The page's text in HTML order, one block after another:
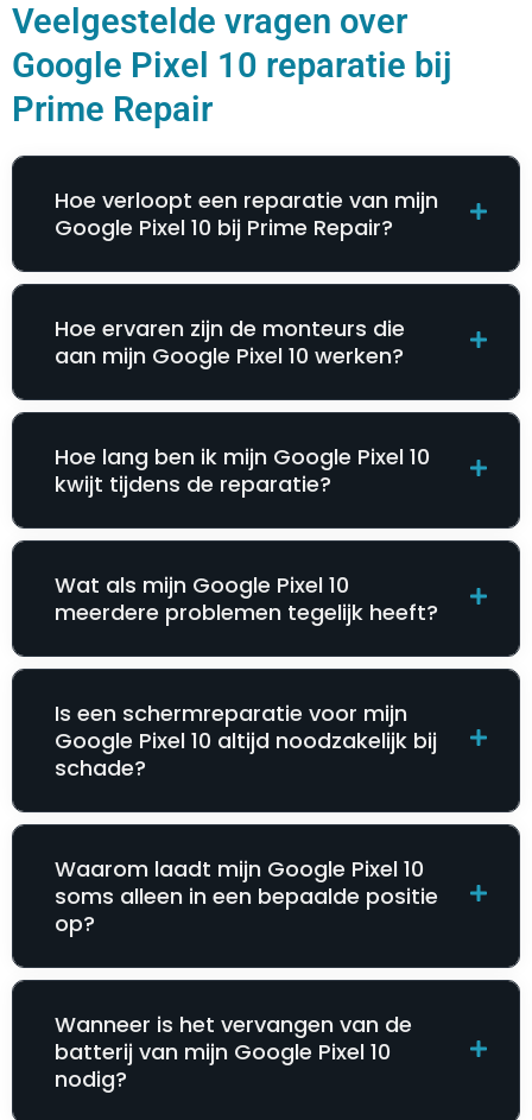
Veelgestelde vragen over
Google Pixel 10 reparatie bij
Prime Repair
Hoe verloopt een reparatie van mijn
Google Pixel 10 bij Prime Repair?
Hoe ervaren zijn de monteurs die
aan mijn Google Pixel 10 werken?
Hoe lang ben ik mijn Google Pixel 10
kwijt tijdens de reparatie?
Wat als mijn Google Pixel 10
meerdere problemen tegelijk heeft?
Is een schermreparatie voor mijn
Google Pixel 10 altijd noodzakelijk bij
schade?
Waarom laadt mijn Google Pixel 10
soms alleen in een bepaalde positie
op?
Wanneer is het vervangen van de
batterij van mijn Google Pixel 10
nodig?